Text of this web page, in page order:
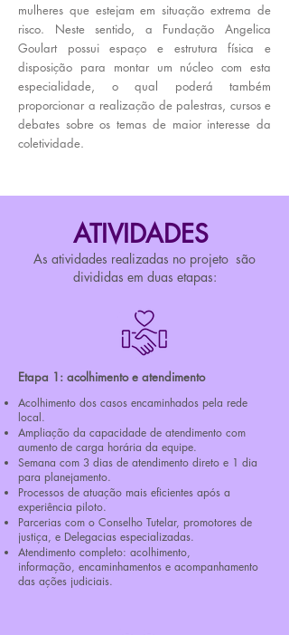
mulheres que estejam em situação extrema de
risco. Neste sentido, a Fundação Angelica
Goulart possui espaço e estrutura física e
disposição para montar um núcleo com esta
especialidade, o qual poderá também
proporcionar a realização de palestras, cursos e
debates sobre os temas de maior interesse da
coletividade.
ATIVIDADES
As atividades realizadas no projeto são
divididas em duas etapas:
Etapa 1: acolhimento e atendimento
Acolhimento dos casos encaminhados pela rede
local.
Ampliação da capacidade de atendimento com
aumentode carga horária da equipe.
Semana com 3 dias de atendimento direto e 1 dia
para planejamento.
Processos de atuação mais eficientes após a
experiência piloto.
Parcerias com o Conselho Tutelar, promotores de
justiça, e Delegacias especializadas.
Atendimento completo: acolhimento,
informação, encaminhamentos e acompanhamento
das ações judiciais.